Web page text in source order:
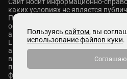
каких условиях не является
ПАНАВТО — сеть премиальных
осуществляем продажу и
автомобилей Mercedes-Benz,
Lixiang, M-Hero, ROX и Zeekr. Также
автомобили с пробегом
выкупаем автомобили любых
принимаем в Trade-in. В Панавто
финансовые программы: кредит,
Пользуясь сайтом, вы
использование файлов куки.